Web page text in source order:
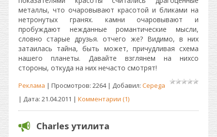
металлы, что очаровывают красотой и бликами на
нетронутых гранях. камни очаровывают и
пробуждают нежданные романтические мысли,
словно старые друзья. отчего же? Видимо, в них
затаилась тайна, быть может, причудливая схема
нашего планеты. Давайте взглянем на нихсо
стороны, откуда на них нечасто смотрят!
Реклама | Просмотров: 2264 | Добавил: Cepega
| Дата: 21.04.2011 | Комментарии (1)
Charles утилита